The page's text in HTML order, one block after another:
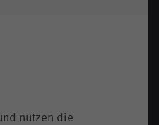
nutzen die